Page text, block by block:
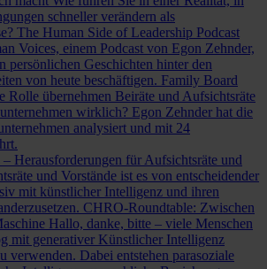
schneller verändern als
The Human Side of Leadership Podcast
Voices, einem Podcast von Egon Zehnder,
persönlichen Geschichten hinter den
von heute beschäftigen. Family Board
Rolle übernehmen Beiräte und Aufsichtsräte
wirklich? Egon Zehnder hat die
analysiert und mit 24
Herausforderungen für Aufsichtsräte und
und Vorstände ist es von entscheidender
mit künstlicher Intelligenz und ihren
CHRO-Roundtable: Zwischen
Hallo, danke, bitte – viele Menschen
mit generativer Künstlicher Intelligenz
verwenden. Dabei entstehen parasoziale